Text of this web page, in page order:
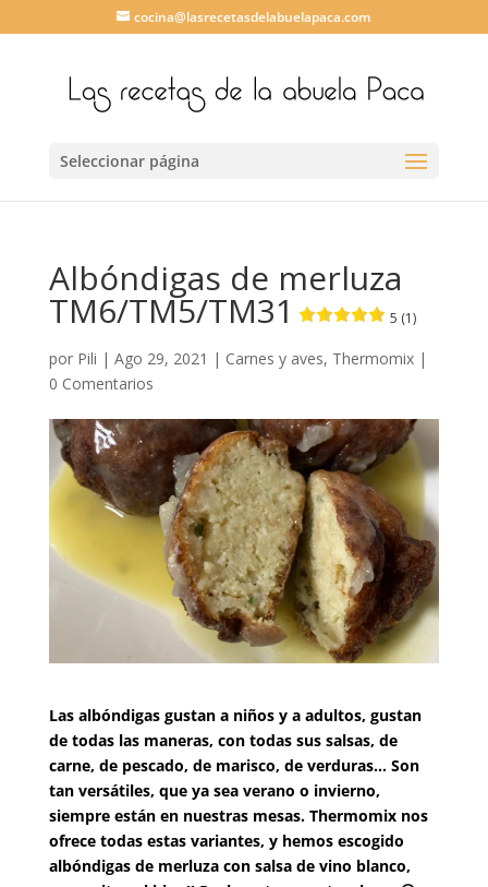
cocina@lasrecetasdelabuelapaca.com
Seleccionar página
Albóndigas de merluza
TM6/TM5/TM31 5 (1)
por Pili | Ago 29, 2021 | Carnes y aves, Thermomix|
0 Comentarios
Las albóndigas gustan a niños y a adultos, gustan
de todas las maneras, con todas sus salsas, de
carne, de pescado, de marisco, de verduras… Son
tan versátiles, que ya sea verano o invierno,
siempre están en nuestras mesas. Thermomix nos
ofrece todas estas variantes, y hemos escogido
albóndigas de merluza con salsa de vino blanco,